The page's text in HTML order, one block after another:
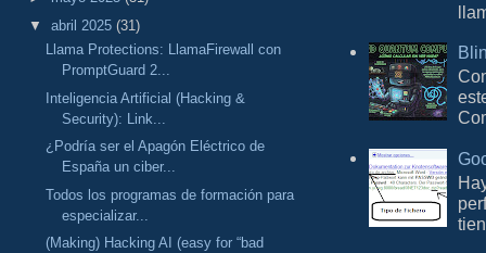
▼ abril 2025 (31)
Llama Protections: LlamaFirewall con
PromptGuard 2...
Inteligencia Artificial (Hacking &
Security): Link...
¿Podría ser el Apagón Eléctrico de
España un ciber...
Todos los programas de formación para
especializar...
(Making) Hacking AI (easy for “bad